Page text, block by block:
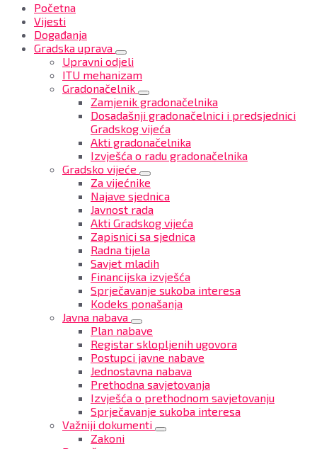
Početna
Vijesti
Događanja
Gradska uprava
Upravni odjeli
ITU mehanizam
Gradonačelnik
Zamjenik gradonačelnika
Dosadašnji gradonačelnici i predsjednici
Gradskog vijeća
Akti gradonačelnika
Izvješća o radu gradonačelnika
Gradsko vijeće
Za vijećnike
Najave sjednica
Javnost rada
Akti Gradskog vijeća
Zapisnici sa sjednica
Radna tijela
Savjet mladih
Financijska izvješća
Sprječavanje sukoba interesa
Kodeks ponašanja
Javna nabava
Plan nabave
Registar sklopljenih ugovora
Postupci javne nabave
Jednostavna nabava
Prethodna savjetovanja
Izvješća o prethodnom savjetovanju
Sprječavanje sukoba interesa
Važniji dokumenti
Zakoni